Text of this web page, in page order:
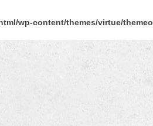
wp-content/themes/virtue/